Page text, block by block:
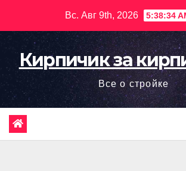
содержимому
Вс. Авг 9th, 2026 5:38:36
Кирпичик за
Все о стройке